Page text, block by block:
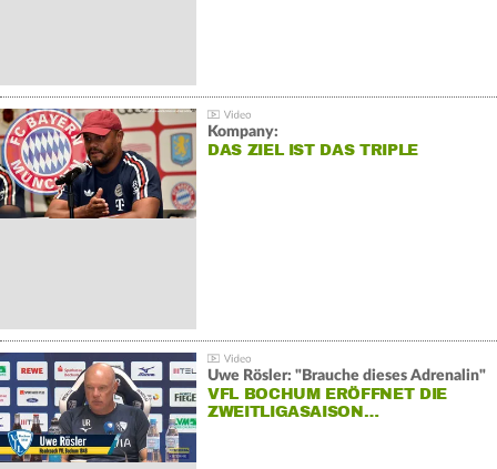
Kompany:
DAS ZIEL IST DAS TRIPLE
Uwe Rösler: "Brauche dieses Adrenalin"
VFL BOCHUM ERÖFFNET DIE
ZWEITLIGASAISON…